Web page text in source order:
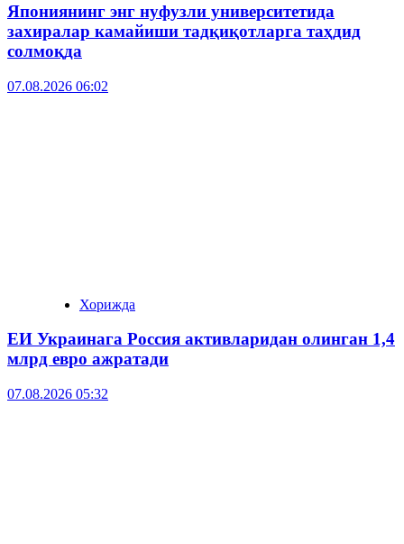
Япониянинг энг нуфузли университетида
захиралар камайиши тадқиқотларга таҳдид
солмоқда
07.08.2026 06:02
Хорижда
ЕИ Украинага Россия активларидан олинган 1,4
млрд евро ажратади
07.08.2026 05:32